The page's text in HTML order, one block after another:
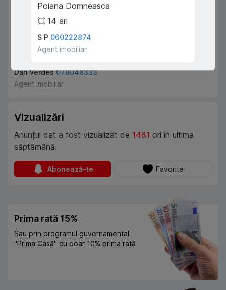
CHIȘINĂU,BOTANICA
Tudor Strișca
1
Dan Verdes 078048333
Agent imobiliar
Vizualizări
Anunțul dat a fost vizualizat de 1481 ori în ultima
săptămână.
Abonează-te Favorite
Prima rată 15%
Sau prin programul guvernamental
"Prima Casă" cu doar 10% prima rată
Poiana Domneasca
14 ari
S P 060222874
Agent imobiliar